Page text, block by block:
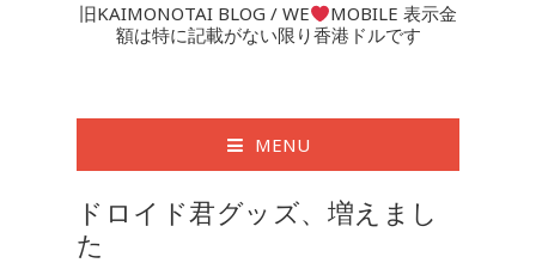
旧KAIMONOTAI BLOG / WE
MOBILE 表示金
額は特に記載がない限り香港ドルです
MENU
ドロイド君グッズ、増えまし
た